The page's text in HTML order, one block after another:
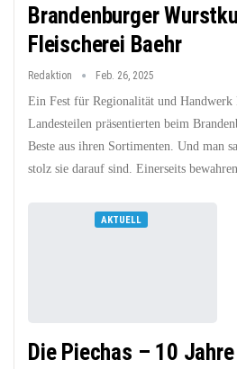
Brandenburger
Fleischerei Baehr
Redaktion Feb. 26, 2025
Ein Fest für Regionalität und Handwerk
Landesteilen präsentierten beim
Beste aus ihren Sortimenten. Und man
stolz sie darauf sind. Einerseits
AKTUELL
Die Piechas – 10